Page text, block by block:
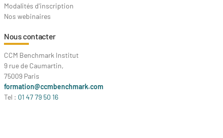
Modalités d'inscription
Nos webinaires
Nous contacter
CCM Benchmark Institut
9 rue de Caumartin,
75009 Paris
formation@ccmbenchmark.com
Tel : 01 47 79 50 16